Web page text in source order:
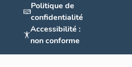
Politique de
confidentialité
Accessibilité :
non conforme